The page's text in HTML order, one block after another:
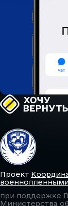
Проект
военнопленными
при поддержке
Министерства